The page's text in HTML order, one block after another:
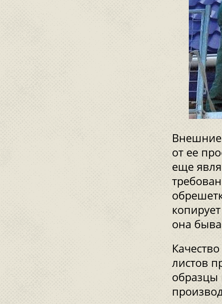
Внешние
от ее
еще
она
листов
образцы